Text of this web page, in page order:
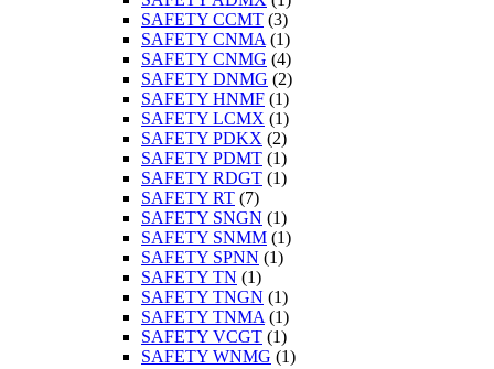
SAFETY CCMT (3)
SAFETY CNMA (1)
SAFETY CNMG (4)
SAFETY DNMG (2)
SAFETY HNMF (1)
SAFETY LCMX (1)
SAFETY PDKX (2)
SAFETY PDMT (1)
SAFETY RDGT (1)
SAFETY RT (7)
SAFETY SNGN (1)
SAFETY SNMM (1)
SAFETY SPNN (1)
SAFETY TN (1)
SAFETY TNGN (1)
SAFETY TNMA (1)
SAFETY VCGT (1)
SAFETY WNMG (1)